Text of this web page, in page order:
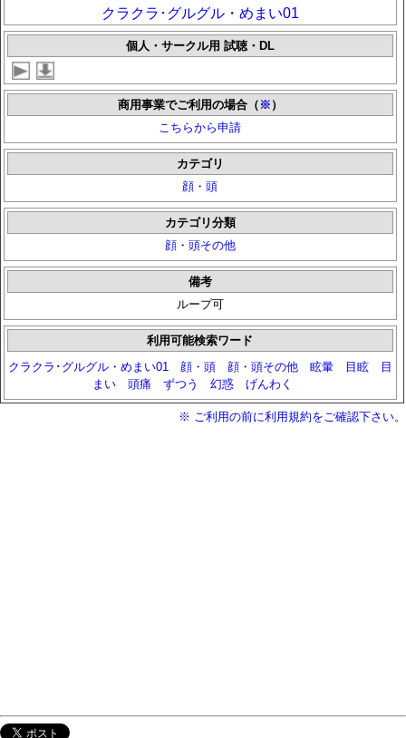
クラクラ･グルグル・めまい01
個人・サークル用 試聴・DL
商用事業でご利用の場合（ ※ ）
こちらから申請
カテゴリ
顔・頭
カテゴリ分類
顔・頭その他
備考
ループ可
利用可能検索ワード
クラクラ･グルグル・めまい01
顔・頭 顔・頭その他 眩暈 目眩
目
まい
頭痛 ずつう 幻惑 げんわく
※ ご利用の前に利用規約をご確認下さい。